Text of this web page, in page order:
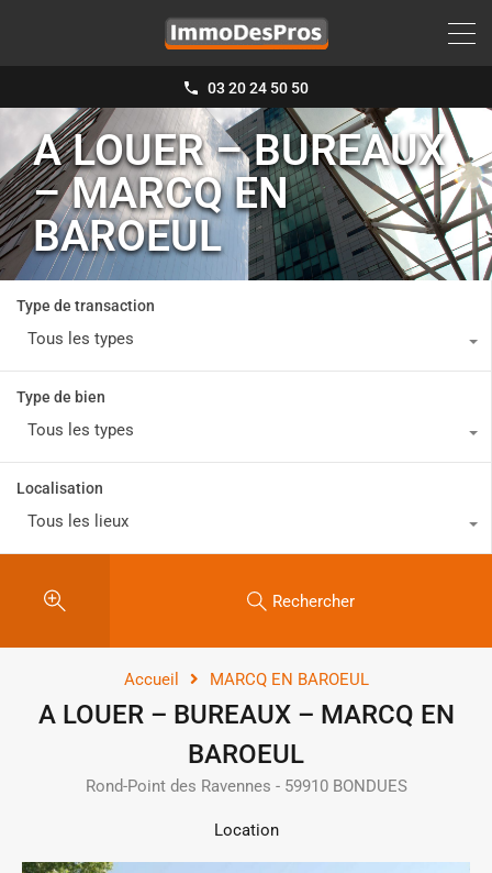
03 20 24 50 50
A LOUER – BUREAUX
– MARCQ EN
BAROEUL
Type de transaction
Tous les types
Type de bien
Tous les types
Localisation
Tous les lieux
Rechercher
Accueil MARCQ EN BAROEUL
A LOUER – BUREAUX – MARCQ EN
BAROEUL
Rond-Point des Ravennes - 59910 BONDUES
Location